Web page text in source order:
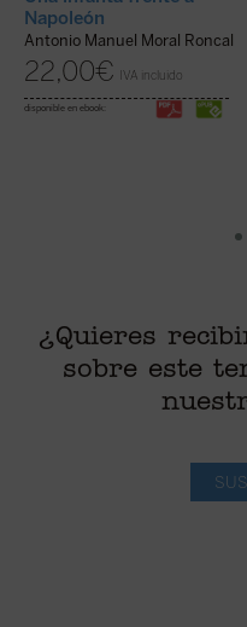
Napoleón
Antonio Manuel Moral Roncal
22,00€ IVA incluido
disponible en ebook:
¿Quieres
sobre este